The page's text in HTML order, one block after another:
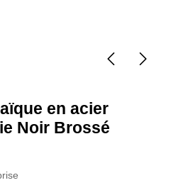
en acier
Noir Brossé